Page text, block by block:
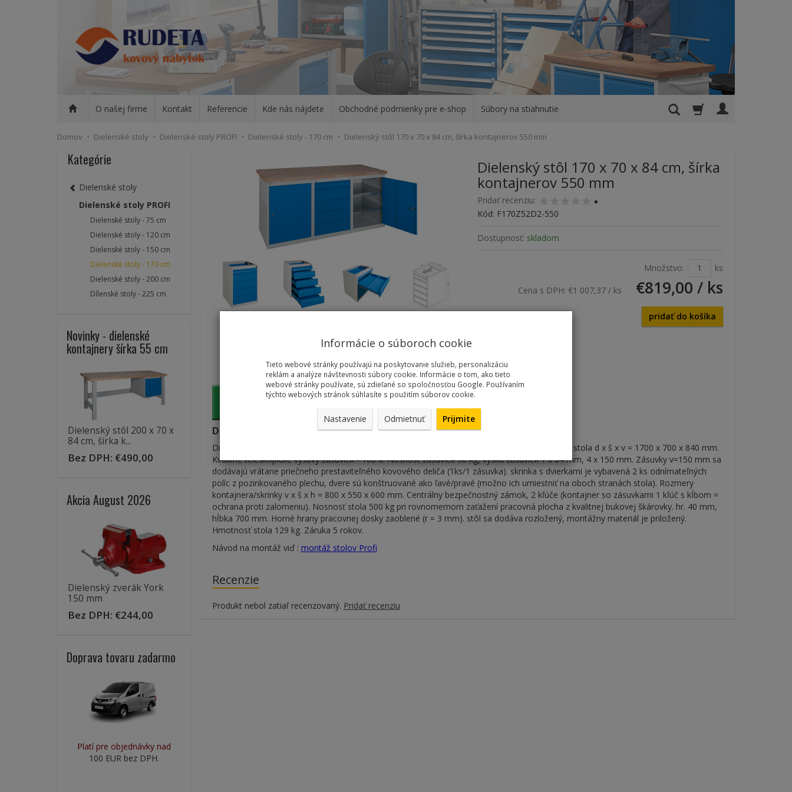
O našej firme Kontakt Referencie Kde nás nájdete Obchodné podmienky pre e-shop Súbory na stiahnutie
Domov Dielenské stoly Dielenské stoly PROFI Dielenské stoly - 170 cm Dielenský stôl 170 x 70 x 84 cm, šírka kontajnerov 550 mm
Dielenský stôl 170 x 70 x 84 cm, šírka
kontajnerov 550 mm
Pridať recenziu:
Kód: F170Z52D2-550
Dostupnosť: skladom
Množstvo:
ks
Cena s DPH: €1 007,37 / ks €819,00 / ks
pridať do košíka
Dielenský stôl 170 x 70 x 84 cm
Dielenský stôl s 5-zásuvkovým kontajnerom a dvoma skrinkami s dvierkami/2 police. Rozmery stola d x š x v = 1700 x 700 x 840 mm.
Kvalitné teleskopické výsuvy zásuviek - 100%. Nosnosť zásuviek 50 kg, výška zásuviek 1 x 84 mm, 4 x 150 mm. Zásuvky v=150 mm sa
dodávajú vrátane priečneho prestaviteľného kovového deliča (1ks/1 zásuvka). skrinka s dvierkami je vybavená 2 ks odnímateľných
políc z pozinkovaného plechu, dvere sú konštruované ako ľavé/pravé (možno ich umiestniť na oboch stranách stola). Rozmery
kontajnera/skrinky v x š x h = 800 x 550 x 600 mm. Centrálny bezpečnostný zámok, 2 kľúče (kontajner so zásuvkami 1 kľúč s kĺbom =
ochrana proti zalomeniu). Nosnosť stola 500 kg pri rovnomernom zaťažení pracovná plocha z kvalitnej bukovej škárovky. hr. 40 mm,
hĺbka 700 mm. Horné hrany pracovnej dosky zaoblené (r = 3 mm). stôl sa dodáva rozložený, montážny materiál je priložený.
Hmotnosť stola 129 kg. Záruka 5 rokov.
Návod na montáž viď : montáž stolov Profi
Recenzie
Produkt nebol zatiaľ recenzovaný. Pridať recenziu
Kategórie
Dielenské stoly
Dielenské stoly PROFI
Dielenské stoly - 75 cm
Dielenské stoly - 120 cm
Dielenské stoly - 150 cm
Dielenské stoly - 170 cm
Dielenské stoly - 200 cm
Dílenské stoly - 225 cm
Novinky - dielenské
kontajnery šírka 55 cm
Dielenský stôl 200 x 70 x
84 cm, šírka k...
Bez DPH: €490,00
Akcia August 2026
Dielenský zverák York
150 mm
Bez DPH: €244,00
Doprava tovaru zadarmo
Platí pre objednávky nad
100 EUR bez DPH.
Informácie o súboroch cookie
Tieto webové stránky používajú na poskytovanie služieb, personalizáciu
reklám a analýze návštevnosti súbory cookie. Informácie o tom, ako tieto
webové stránky používate, sú zdieľané so spoločnosťou Google. Používaním
týchto webových stránok súhlasíte s použitím súborov cookie.
Nastavenie Odmietnuť Prijmite